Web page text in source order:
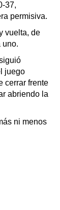
37,
permisiva.
vuelta, de
uno.
juego
cerrar frente
abriendo la
ni menos